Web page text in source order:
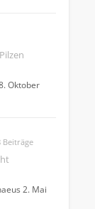
Oktober
Beiträge
2. Mai